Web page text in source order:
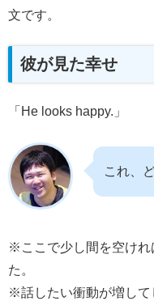
文です。
彼が見た幸せ
「He looks happy.」
これ、
※ここで少し間を空けれ
た。
※話したい衝動が増して